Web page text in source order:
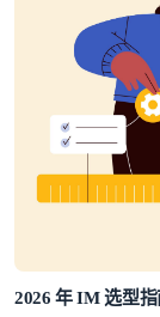
2026 年 IM 选型